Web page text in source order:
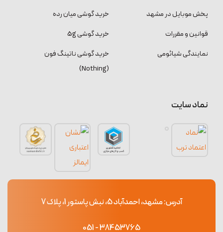
پخش موبایل در مشهد
قوانین و مقررات
نمایندگی شیائومی
خرید گوشی میان رده
خرید گوشی 5g
خرید گوشی ناتینگ فون
(Nothing)
نماد سایت
آدرس: مشهد، احمدآباد 5، نبش پاستور 1، پلاک 7
38453765 - 051